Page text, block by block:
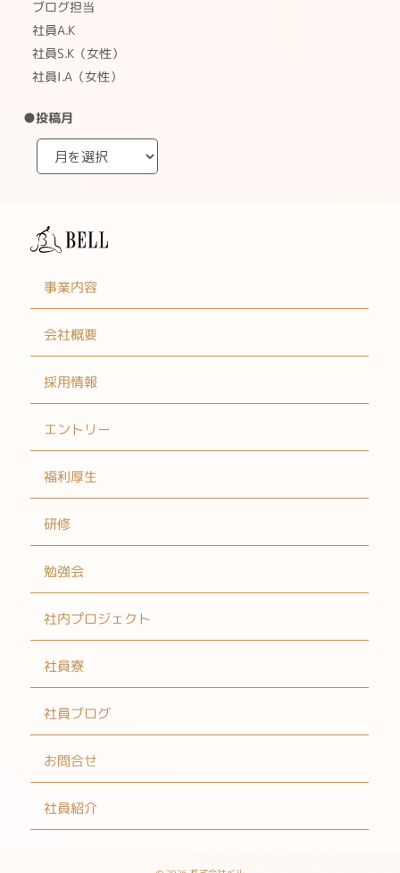
ブログ担当
社員A.K
社員S.K（女性）
社員I.A（女性）
●投稿月
事業内容
会社概要
採用情報
エントリー
福利厚生
研修
勉強会
社内プロジェクト
社員寮
社員ブログ
お問合せ
社員紹介